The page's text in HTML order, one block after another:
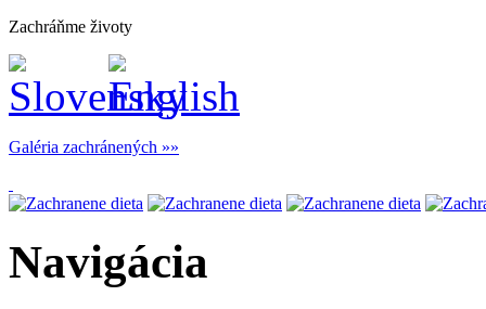
Zachráňme životy
Galéria zachránených
Navigácia